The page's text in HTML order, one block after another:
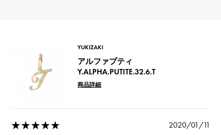
YUKIZAKI
アルファプティ
Y.ALPHA.PUTITE.32.6.T
商品詳細
★★★★★ 2020/01/11